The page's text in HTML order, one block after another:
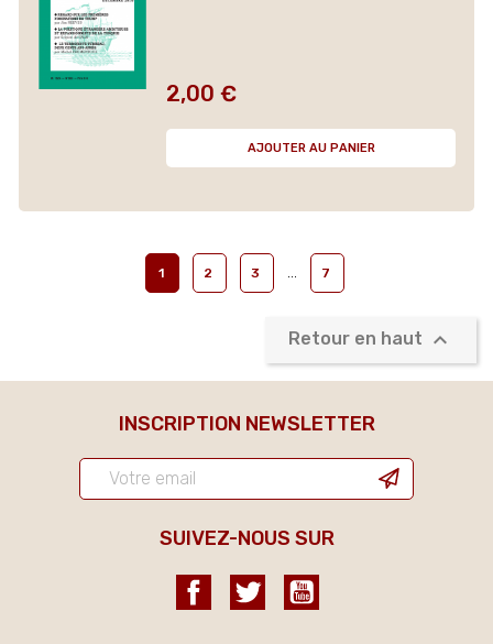
Prix
2,00 €
AJOUTER AU PANIER
1 2 3 7
Retour en haut 
INSCRIPTION NEWSLETTER
SUIVEZ-NOUS SUR
FacebookTwitter